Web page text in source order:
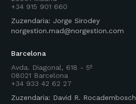
+34 915 901 660
Zuzendaria: Jorge Sirodey
norgestion.mad@norgestion.com
Barcelona
Avda. Diagonal, 618 - 5º
08021 Barcelona
+34 933 42 62 27
Zuzendaria: David R. Rocadembosch